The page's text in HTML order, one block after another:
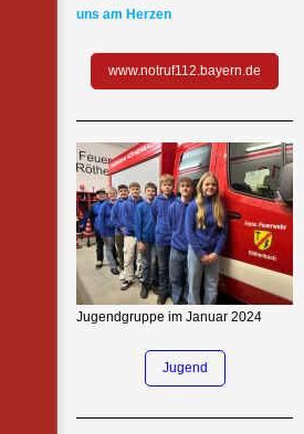
uns am Herzen
www.notruf112.bayern.de
Jugendgruppe im Januar 2024
Jugend